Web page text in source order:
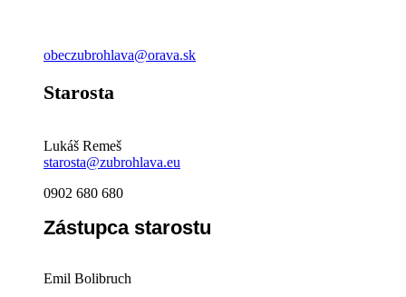
obeczubrohlava@orava.sk
Starosta
Lukáš Remeš
starosta@zubrohlava.eu
0902 680 680
Zástupca starostu
Emil Bolibruch